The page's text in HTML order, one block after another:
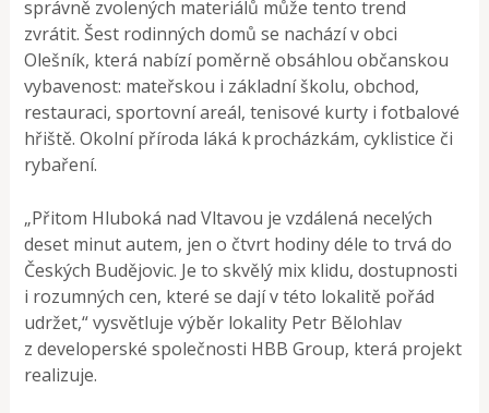
správně zvolených materiálů může tento trend
zvrátit. Šest rodinných domů se nachází v obci
Olešník, která nabízí poměrně obsáhlou občanskou
vybavenost: mateřskou i základní školu, obchod,
restauraci, sportovní areál, tenisové kurty i fotbalové
hřiště. Okolní příroda láká k procházkám, cyklistice či
rybaření.
„Přitom Hluboká nad Vltavou je vzdálená necelých
deset minut autem, jen o čtvrt hodiny déle to trvá do
Českých Budějovic. Je to skvělý mix klidu, dostupnosti
i rozumných cen, které se dají v této lokalitě pořád
udržet,“ vysvětluje výběr lokality Petr Bělohlav
z developerské společnosti HBB Group, která projekt
realizuje.